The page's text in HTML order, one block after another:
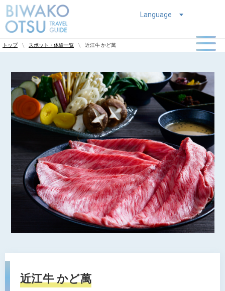
Language
トップ スポット・体験一覧 近江牛 かど萬
近江牛 かど萬